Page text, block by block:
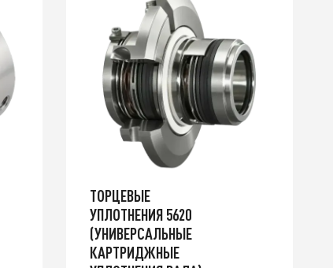
ТОРЦЕВЫЕ
УПЛОТНЕНИЯ 5620
(УНИВЕРСАЛЬНЫЕ
КАРТРИДЖНЫЕ